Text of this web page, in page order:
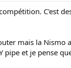
C'est
mais la Nismo
pipe et je pense